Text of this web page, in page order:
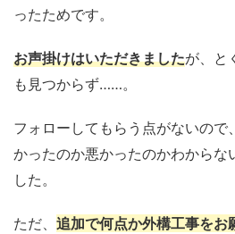
ったためです。
お声掛けはいただきましたが、と
も見つからず……。
フォローしてもらう点がないので
かったのか悪かったのかわからな
した。
ただ、 追加で何点か外構工事をお